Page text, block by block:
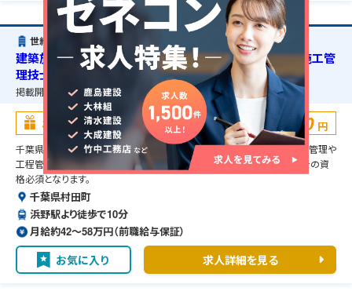
世紀東急工業株式会社
建築施工管理・千葉県村田町・建築物新築工事・2級建築施工管
理技士の資格必須・宿舎の準備可能
掲載開始日： 2025/09/30 掲載終了予定日：2026/10/13
お祝い金 100,000 円
千葉県村田町の建築物新築工事に伴う建築施工管理のお仕事です。品質管理や
工程管理などの管理補助業務を担当して頂きます。2級建築施工管理技士の資
格必須となります。
千葉県村田町
浜野駅より徒歩で10分
月給約42〜58万円（前職給与保証）
お気に入り 求人詳細を見る